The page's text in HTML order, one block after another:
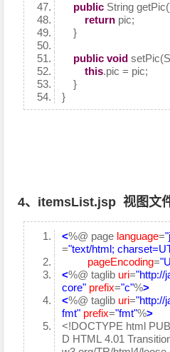
public String
return pic;
}
public void
this.pic = pic;
}
}
4、itemsList.jsp 视图文
<%@ page language=
="text/html;
pageEncoding=
<%@ taglib uri="http://
core" prefix="c"%>
<%@ taglib uri="http://
fmt" prefix="fmt"%>
<!DOCTYPE html
D HTML 4.01